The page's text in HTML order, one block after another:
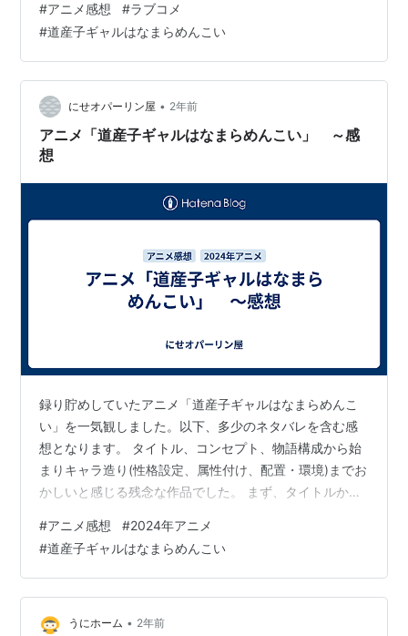
なったのだろう。と、個人的に思ってしまった。ストー
リーは、東京から北海道北見市の高校に転校してきた主
人公、四季翼。彼は冬の北海道にも関わらず、生足ミニ
スカ谷間を出した道産子ギャル冬木美波に出会う。全く
タイプの違う冬木さんは天真爛漫で優しくて異様に距離
を詰めて来て、最初は戸惑い振り回されつつも、そん
な…
#アニメ感想 #ラブコメ
#道産子ギャルはなまらめんこい
にせオパーリン屋 • 2年前
アニメ「道産子ギャルはなまらめんこい」 ～感
想
録り貯めしていたアニメ「道産子ギャルはなまらめんこ
い」を一気観しました。以下、多少のネタバレを含む感
想となります。 タイトル、コンセプト、物語構成から始
まりキャラ造り(性格設定、属性付け、配置・環境)までお
かしいと感じる残念な作品でした。 まず、タイトルから
き」の様な特定地域のあるあるネタや県民性(今作「道産
子～」で言えば道民性になりますが)にフィーチャーす
る、そんな作者の地元愛を基にした／生まれ育った地元
の魅力を語る作品だと考えていました。しかし、この作
品は「八十亀ちゃん～」ほどには地域あるあるネタや道
#アニメ感想 #2024年アニメ
#道産子ギャルはなまらめんこい
うにホーム • 2年前